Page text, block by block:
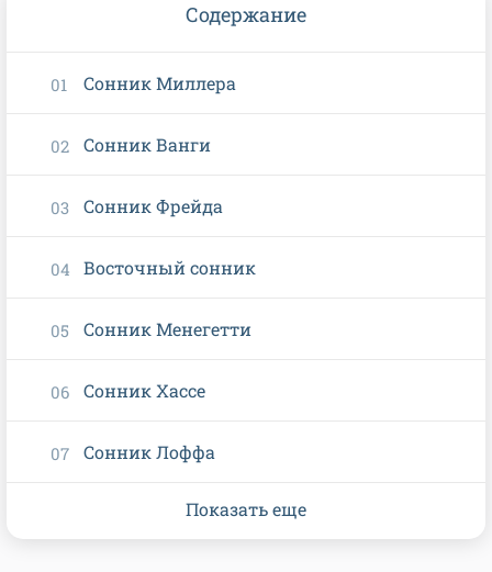
Содержание
Сонник Миллера
Сонник Ванги
Сонник Фрейда
Восточный сонник
Сонник Менегетти
Сонник Хассе
Сонник Лоффа
Показать еще